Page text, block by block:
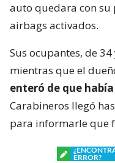
auto quedara con
airbags activados.
Sus ocupantes, de
mientras que el
enteró de que
Carabineros llegó
para informarle que
ERROR?